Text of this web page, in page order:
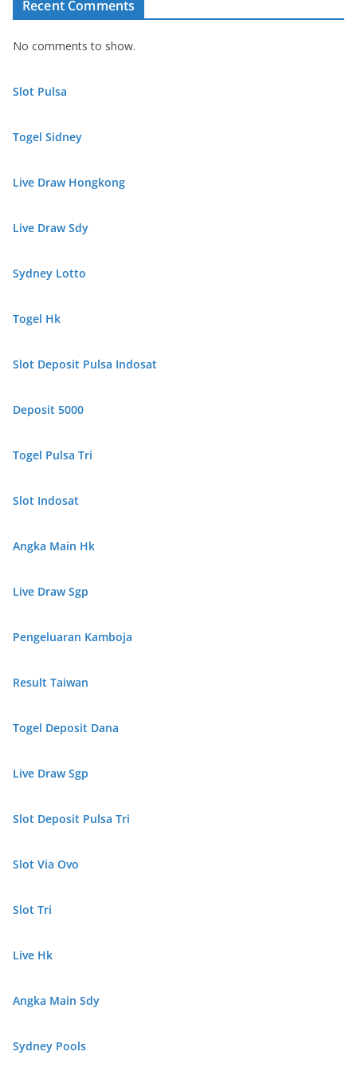
Recent Comments
No comments to show.
Slot Pulsa
Togel Sidney
Live Draw Hongkong
Live Draw Sdy
Sydney Lotto
Togel Hk
Slot Deposit Pulsa Indosat
Deposit 5000
Togel Pulsa Tri
Slot Indosat
Angka Main Hk
Live Draw Sgp
Pengeluaran Kamboja
Result Taiwan
Togel Deposit Dana
Live Draw Sgp
Slot Deposit Pulsa Tri
Slot Via Ovo
Slot Tri
Live Hk
Angka Main Sdy
Sydney Pools